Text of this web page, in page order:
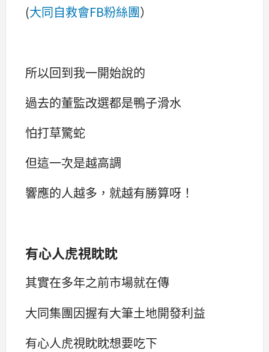
(大同自救會FB粉絲團）
所以回到我一開始說的
過去的董監改選都是鴨子滑水
怕打草驚蛇
但這一次是越高調
響應的人越多，就越有勝算呀！
有心人虎視眈眈
其實在多年之前市場就在傳
大同集團因握有大筆土地開發利益
有心人虎視眈眈想要吃下